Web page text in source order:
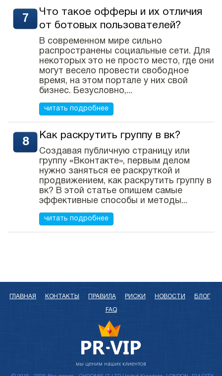
Что такое офферы и их отличия
от ботовых пользователей?
В современном мире сильно
распространены социальные сети. Для
некоторых это не просто место, где они
могут весело провести свободное
время, на этом портале у них свой
бизнес. Безусловно,...
читать подробнее
Как раскрутить группу в вк?
Создавая публичную страницу или
группу «Вконтакте», первым делом
нужно заняться ее раскруткой и
продвижением, как раскрутить группу в
вк? В этой статье опишем самые
эффективные способы и методы...
читать подробнее
ГЛАВНАЯ КОНТАКТЫ ПРАВИЛА РИСКИ НОВОСТИ БЛОГ
FAQ
мы ценим наших клиентов